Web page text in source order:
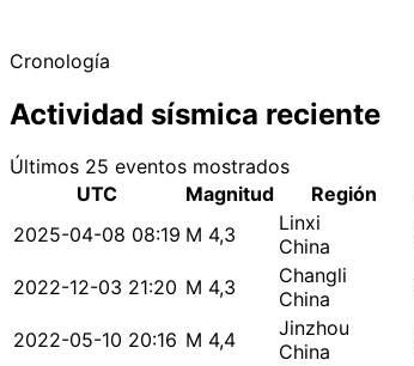
Cronología
Actividad sísmica reciente
Últimos 25 eventos mostrados
UTC
Magnitud Región
2025-04-08 08:19 M 4,3
Linxi
China
2022-12-03 21:20 M 4,3
Changli
China
2022-05-10 20:16 M 4,4
Jinzhou
China